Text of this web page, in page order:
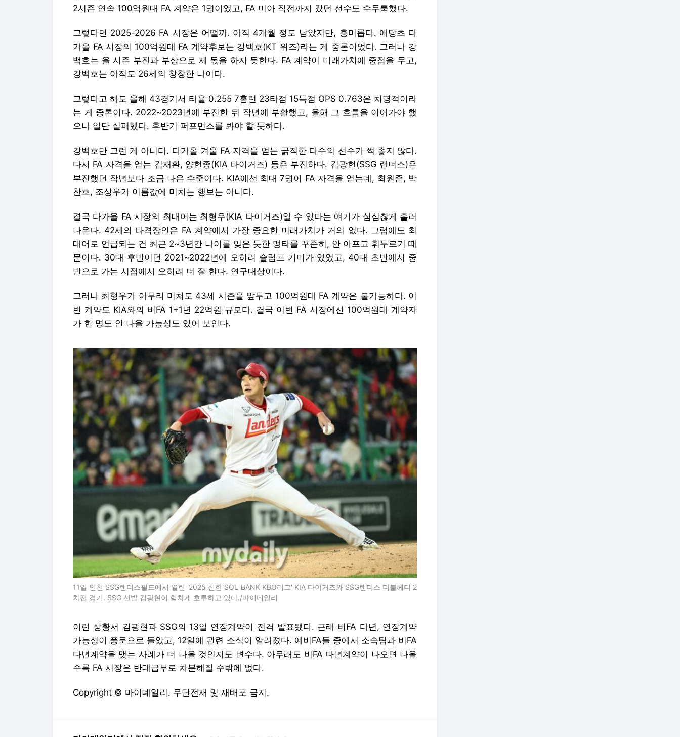
2시즌 연속 100억원대 FA 계약은 1명이었고, FA 미아 직전까지 갔던 선수도 수두룩했다.
그렇다면 2025-2026 FA 시장은 어떨까. 아직 4개월 정도 남았지만, 흥미롭다. 애당초 다
가올 FA 시장의 100억원대 FA 계약후보는 강백호(KT 위즈)라는 게 중론이었다. 그러나 강
백호는 올 시즌 부진과 부상으로 제 몫을 하지 못한다. FA 계약이 미래가치에 중점을 두고,
강백호는 아직도 26세의 창창한 나이다.
그렇다고 해도 올해 43경기서 타율 0.255 7홈런 23타점 15득점 OPS 0.763은 치명적이라
는 게 중론이다. 2022~2023년에 부진한 뒤 작년에 부활했고, 올해 그 흐름을 이어가야 했
으나 일단 실패했다. 후반기 퍼포먼스를 봐야 할 듯하다.
강백호만 그런 게 아니다. 다가올 겨울 FA 자격을 얻는 굵직한 다수의 선수가 썩 좋지 않다.
다시 FA 자격을 얻는 김재환, 양현종(KIA 타이거즈) 등은 부진하다. 김광현(SSG 랜더스)은
부진했던 작년보다 조금 나은 수준이다. KIA에선 최대 7명이 FA 자격을 얻는데, 최원준, 박
찬호, 조상우가 이름값에 미치는 행보는 아니다.
결국 다가올 FA 시장의 최대어는 최형우(KIA 타이거즈)일 수 있다는 얘기가 심심찮게 흘러
나온다. 42세의 타격장인은 FA 계약에서 가장 중요한 미래가치가 거의 없다. 그럼에도 최
대어로 언급되는 건 최근 2~3년간 나이를 잊은 듯한 맹타를 꾸준히, 안 아프고 휘두르기 때
문이다. 30대 후반이던 2021~2022년에 오히려 슬럼프 기미가 있었고, 40대 초반에서 중
반으로 가는 시점에서 오히려 더 잘 한다. 연구대상이다.
그러나 최형우가 아무리 미쳐도 43세 시즌을 앞두고 100억원대 FA 계약은 불가능하다. 이
번 계약도 KIA와의 비FA 1+1년 22억원 규모다. 결국 이번 FA 시장에선 100억원대 계약자
가 한 명도 안 나올 가능성도 있어 보인다.
11일 인천 SSG랜더스필드에서 열린 '2025 신한 SOL BANK KBO리그' KIA 타이거즈와 SSG랜더스 더블헤더 2
차전 경기. SSG 선발 김광현이 힘차게 호투하고 있다./마이데일리
이런 상황서 김광현과 SSG의 13일 연장계약이 전격 발표됐다. 근래 비FA 다년, 연장계약
가능성이 풍문으로 돌았고, 12일에 관련 소식이 알려졌다. 예비FA들 중에서 소속팀과 비FA
다년계약을 맺는 사례가 더 나올 것인지도 변수다. 아무래도 비FA 다년계약이 나오면 나올
수록 FA 시장은 반대급부로 차분해질 수밖에 없다.
Copyright © 마이데일리. 무단전재 및 재배포 금지.